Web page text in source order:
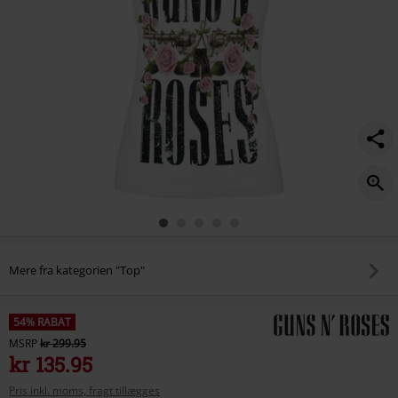
Mere fra kategorien "Top"
54% RABAT
MSRPkr 299.95
kr 135.95
Pris inkl. moms, fragt tillægges